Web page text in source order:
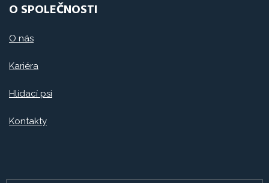
O SPOLEČNOSTI
O nás
Kariéra
Hlídací psi
Kontakty